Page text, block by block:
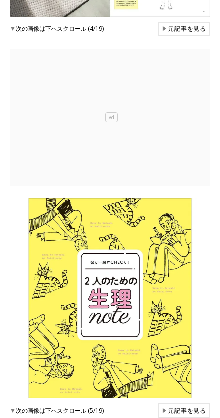
▼次の画像は下へスクロール (4/19) ▶元記事を見る
▼次の画像は下へスクロール (5/19) ▶元記事を見る